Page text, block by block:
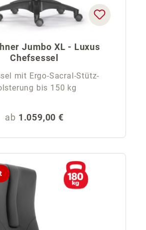
Jumbo XL - Luxus
Chefsessel
mit Ergo-Sacral-Stütz-
Polsterung bis 150 kg
Regulärer Preis:
ab 1.059,00 €